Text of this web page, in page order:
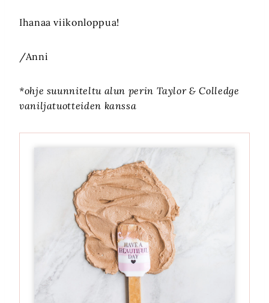
Ihanaa viikonloppua!
/Anni
*ohje suunniteltu alun perin Taylor & Colledge
vaniljatuotteiden kanssa